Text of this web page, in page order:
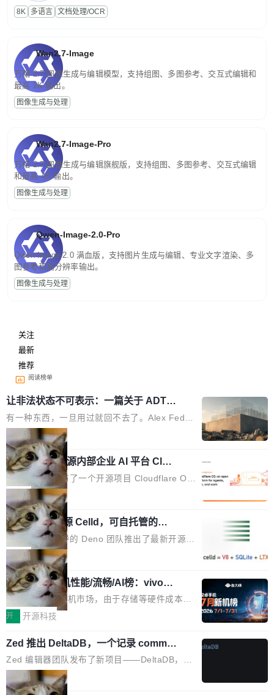
为便于存储、检索和二次处理的结构化结果。
8K 多语言 文档处理/OCR
Wan2.7-Image
万相 2.7 图像生成与编辑模型，支持组图、多图参考、交互式编辑和
最高 2K 输出。
图像生成与处理
Wan2.7-Image-Pro
万相 2.7 图像生成与编辑旗舰版，支持组图、多图参考、交互式编辑
和最高 4K 输出。
图像生成与处理
Qwen-Image-2.0-Pro
Qwen-Image-2.0 满血版，支持图片生成与编辑、专业文字渲染、多
图参考和高分辨率输出。
图像生成与处理
关注
最新
推荐
阅读榜单
让非法状态不可表示：一篇关于 ADT
的帖子在 Reddit 火了
有一种东西，一旦用过就回不去了。Alex Fedos
eev 管它叫"软件设计的基石"。 他说的东西不新
鲜——代数数据类型（ADT），尤其是和类型
（sum type）。但他说清楚了一件事：这不是类
型系统的学术体操，是日常编码的思维方式。 文
章从一个简单的例子切入。一个网站的深色主题
设置，如果用布尔值 + 可空字段来表示——bool
ean 表示是否可切换，nullable 的默认模式、浅
色方案、深色方案——会产生大量无意义的组
合。方案缺了、配置冲突了、全 null 了。要知道
哪些组合有效，作者说，你得靠"文档、校验、或
者部落知识"。 换个写法。Rust 的 enum，两个
变体：Switchable...
局
Cloudflare 开源内部企业 AI 平台 Clou
dflare OS
Cloudflare 发布了一个开源项目 Cloudflare O
S。如果你只看官方博客，你会觉得这是又一
个"AI 知识库 + 聊天机器人"——每个大厂都在
做，没什么新鲜的。 但 Kenton Varda 在 Twitte
r 上把事情说清楚了： 今天我们发布了 Cloudfla
re OS，一个带连接器的聊天机器人，跟其他所
有科技公司做的一样。只不过，实际上它不一
样。这是 Sandstorm.io 的重制版，我十年前的
那个创业公司。不同的是，这次它构建在 Cloudf
lare Workers 上——我花了九年时间搭建的平台
——并且深度集成了 AI。这基本上是我十年秘密
计划的顶峰。 十年前，Ken...
局
Deno 团队开源 Celld，可自托管的分
布式 Durable Objects
Ryan Dahl 领导的 Deno 团队推出了最新开源项
目 Celld，一个能在自己机器上运行 Cloudflare
Workers 和 Durable Objects 的守护进程。 设
计思路很直接：每个对象是一个独立的 SQLite
数据库，按名称寻址，复制到你自己的 S3 兼容
存储库里。节点之间只通过这个存储库协调——
个小型数据库，应用天然按分片构建，单个数据
库的竞争和爆炸半径问题在设计层面就被消除
了。 闲置的 cell 会休眠到几乎不占资源。当 cel
l 迁移或唤醒时，新宿主从 S3 恢复 SQLite 数据
局
鲁大师7月新机性能/流畅/AI榜：vivo夺
性能、流畅双第一，三星Galaxy Z系列
新折叠缺席
2026年7月的手机市场，由于存储等硬件成本暴
增，手机厂商的日子也不好过啊，新机速度明显
高价的三星折叠（三星Galaxy Z Fold8 Ultra / Z
Fold8 / Z Flip8）外，其余要么是中低端机器，
例如iQOO Z11i、REDMI Note 17、REDMI No
te 17 Pro、OPPO K15，要么是vivo X300 E这
开 开源科技
Zed 推出 DeltaDB，一个记录 commit
之间所有操作的版本控制系统
Zed 编辑器团队发布了新项目——DeltaDB，一
个在 git commit 之间记录每一次编辑操作的版
本控制系统。目前处于 Early Access 阶段。 De
局